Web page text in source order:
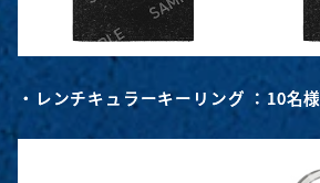
・レンチキュラーキーリング ：10名様